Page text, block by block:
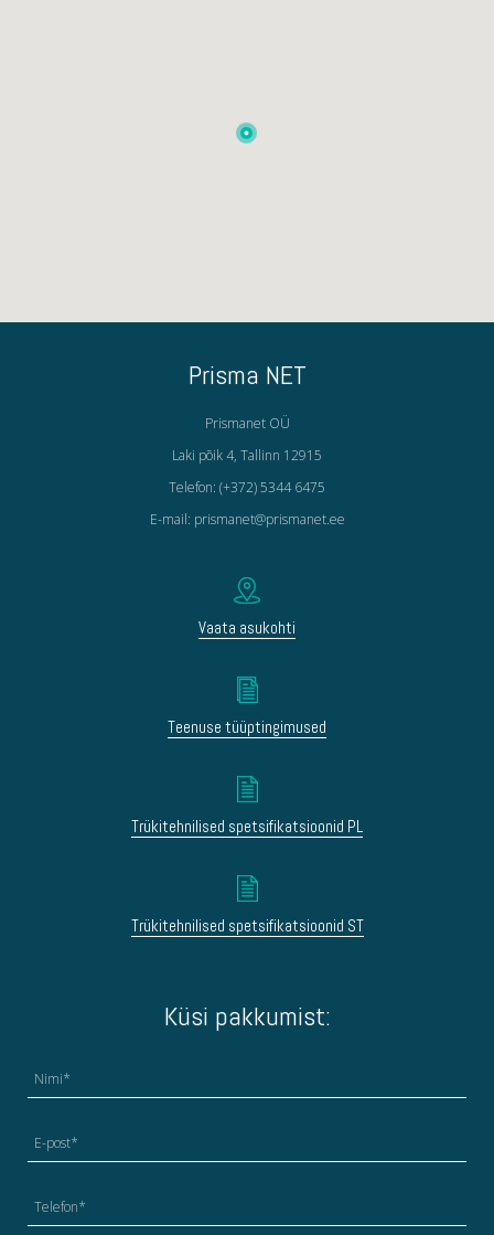
Prisma NET
Prismanet OÜ
Laki põik 4, Tallinn 12915
Telefon: (+372) 5344 6475
E-mail: prismanet@prismanet.ee
Vaata asukohti
Teenuse tüüptingimused
Trükitehnilised spetsifikatsioonid PL
Trükitehnilised spetsifikatsioonid ST
Küsi pakkumist: